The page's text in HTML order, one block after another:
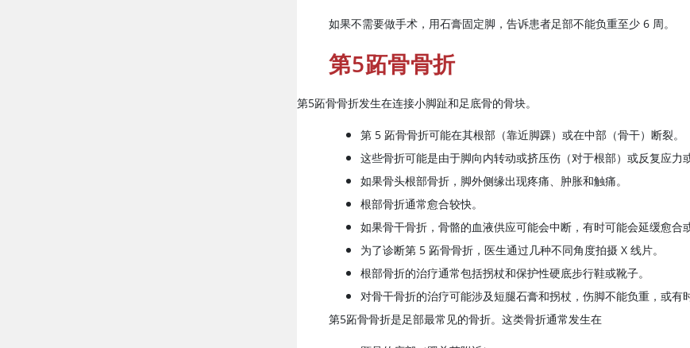
如果不需要做手术，用石膏固定脚，告诉患者足部不能负重至少 6 周。
第5跖骨骨折
第5跖骨骨折发生在连接小脚趾和足底骨的骨块。
第 5 跖骨骨折可能在其根部（靠近脚踝）或在中部（骨干）断裂。
这些骨折可能是由于脚向内转动或挤压伤（对于根部）或反复应力
如果骨头根部骨折，脚外侧缘出现疼痛、肿胀和触痛。
根部骨折通常愈合较快。
如果骨干骨折，骨骼的血液供应可能会中断，有时可能会延缓愈合
为了诊断第 5 跖骨骨折，医生通过几种不同角度拍摄 X 线片。
根部骨折的治疗通常包括拐杖和保护性硬底步行鞋或靴子。
对骨干骨折的治疗可能涉及短腿石膏和拐杖，伤脚不能负重，或有
第5跖骨骨折是足部最常见的骨折。这类骨折通常发生在